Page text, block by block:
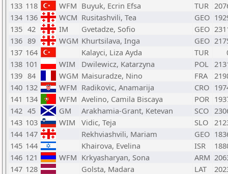
133 118 WFM Buyuk, Ecrin Efsa TUR
134 136 WCM Rusitashvili, Tea GEO
135 42 IM Gvetadze, Sofio GEO
136 89 WGM Khurtsilava, Inga GEO
137 164 Kalayci, Liza Ayda TUR
138 101 WIM Dwilewicz, Katarzyna POL
139 84 WGM Maisuradze, Nino FRA
140 132 WFM Radikovic, Anamarija CRO
141 134 WFM Avelino, Camila Biscaya POR
142 45 GM Arakhamia-Grant, Ketevan SCO
143 103 WIM Vidic, Teja SLO
144 147 Rekhviashvili, Mariam GEO
145 144 Khairova, Evelina ISR
146 121 WFM Krkyasharyan, Sona ARM
147 128 Golsta, Madara LAT